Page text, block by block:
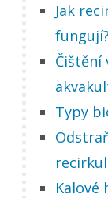
Jak
fungují?
Čištění
Typy
Kalové